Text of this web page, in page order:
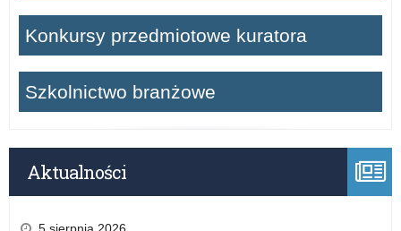
Konkursy przedmiotowe kuratora
Szkolnictwo branżowe
Aktualności